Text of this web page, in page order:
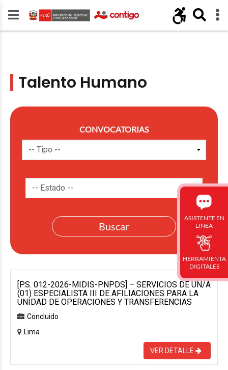
Talento Humano
CONVOCATORIAS
[P.S. 012-2026-MIDIS-PNPDS] – SERVICIOS DE UN/A
(01) ESPECIALISTA III DE AFILIACIONES PARA LA
UNIDAD DE OPERACIONES Y TRANSFERENCIAS
Concluido
Lima
VER DETALLE
ASISTENTE EN
LINEA
HERRAMIENTA
DIGITALES